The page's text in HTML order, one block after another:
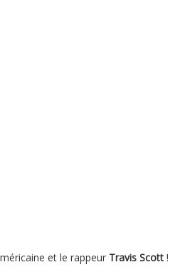
et le rappeur Travis Scott !